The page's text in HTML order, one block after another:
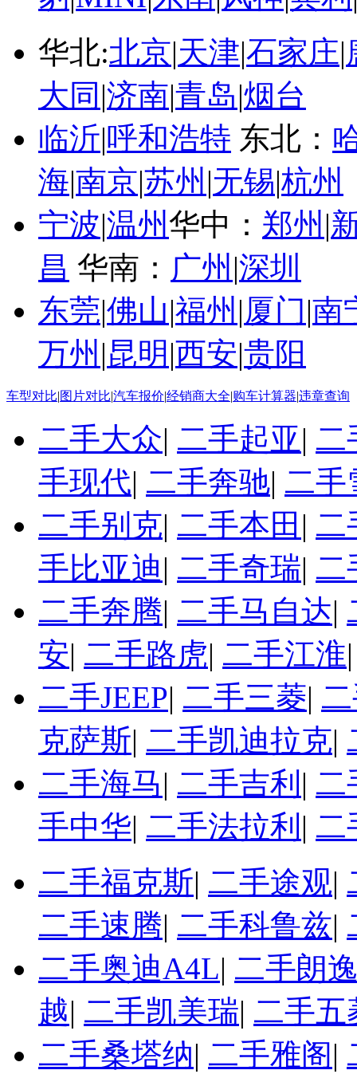
华北:北京|天津|石家庄|
大同 |济南|青岛|烟台
临沂|呼和浩特 东北：
海|南京|苏州 |无锡|杭州
宁波|温州华中： 郑州 |
昌 华南： 广州 |深圳
东莞|佛山|福州 |厦门|南
万州 |昆明 |西安|贵阳
车型对比|图片对比|汽车报价|经销商大全|购车计算器|违章查询
二手大众| 二手起亚| 二
手现代| 二手奔驰| 二手
二手别克| 二手本田 | 二
手比亚迪| 二手奇瑞| 二
二手奔腾| 二手马自达|
安| 二手路虎| 二手江淮
二手JEEP| 二手三菱|
克萨斯| 二手凯迪拉克|
二手海马| 二手吉利 | 二
手中华| 二手法拉利 | 二
二手福克斯| 二手途观|
二手速腾| 二手科鲁兹|
二手奥迪A4L| 二手朗
越| 二手凯美瑞| 二手五
二手桑塔纳| 二手雅阁|